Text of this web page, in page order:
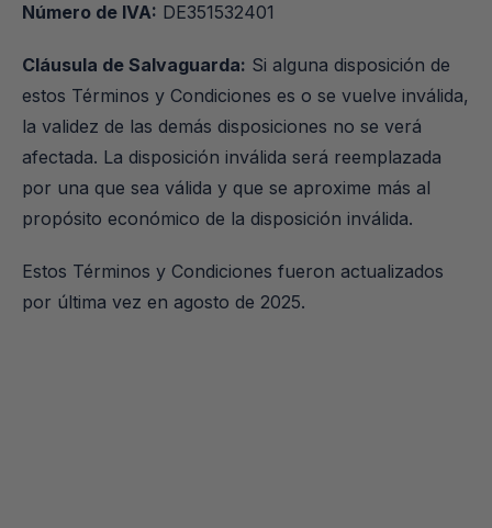
Número de IVA: DE351532401
Cláusula de Salvaguarda: Si alguna disposición de
estos Términos y Condiciones es o se vuelve inválida,
la validez de las demás disposiciones no se verá
afectada. La disposición inválida será reemplazada
por una que sea válida y que se aproxime más al
propósito económico de la disposición inválida.
Estos Términos y Condiciones fueron actualizados
por última vez en agosto de 2025.